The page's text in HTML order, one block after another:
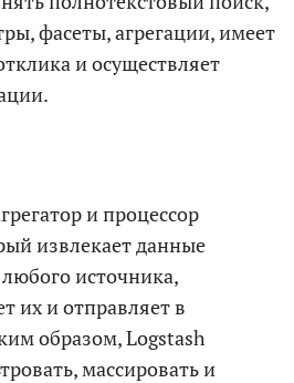
фасеты, агрегации, имеет
и осуществляет
и процессор
извлекает данные
источника,
их и отправляет в
образом, Logstash
массировать и